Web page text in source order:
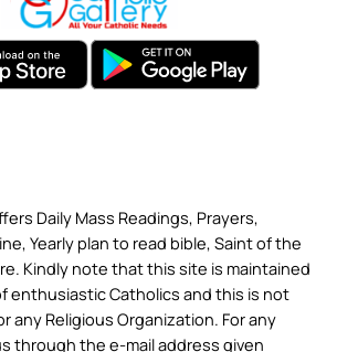
Daily Mass Readings, Prayers,
Yearly plan to read bible, Saint of the
Kindly note that this site is maintained
enthusiastic Catholics and this is not
any Religious Organization. For any
through the e-mail address given